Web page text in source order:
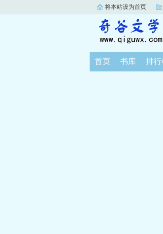
将本站设为首页
首页 书库 排行